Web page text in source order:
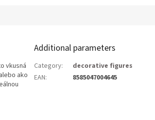
vkusná
ako
Additional parameters
Category:
decorative figures
EAN: 8585047004645